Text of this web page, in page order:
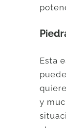
Esta
y